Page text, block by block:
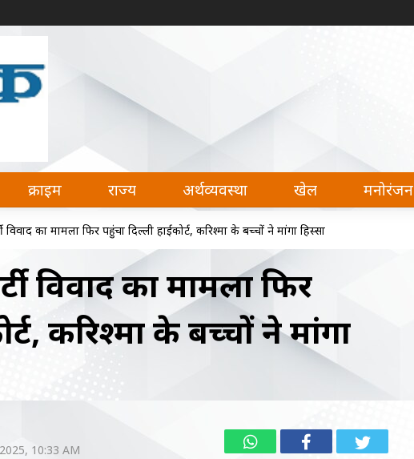
विदेश, अर्थव्यवस्था, खेल और मनोरंजन की हर खबर पढ़ सकते हैं।
क्राइम राज्य अर्थव्यवस्था खेल मनोरंजन
विवाद का मामला फिर पहुंचा दिल्ली हाईकोर्ट, करिश्मा के बच्चों ने मांगा हिस्सा
विवाद का मामला फिर
करिश्मा के बच्चों ने मांगा
10:33 AM